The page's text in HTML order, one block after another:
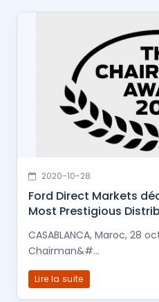
2020-10-28
Ford Direct Markets
Most Prestigious
CASABLANCA, Maroc, 28
Chairman&#...
Lire la suite